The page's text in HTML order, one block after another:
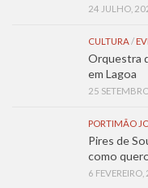
24 JULHO,
CULTURA/
Orquestra
em Lagoa
25
PORTIMÃO
Pires de
como
6